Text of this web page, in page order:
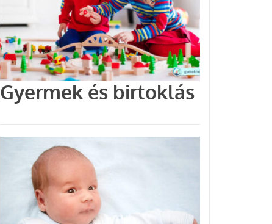
Gyermek és birtoklás